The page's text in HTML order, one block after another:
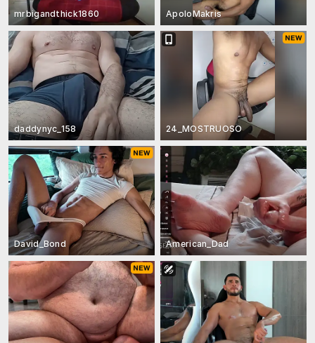
mrbigandthick1860 ApoloMakris
daddynyc_158 24_MOSTRUOSO
David_Bond American_Dad